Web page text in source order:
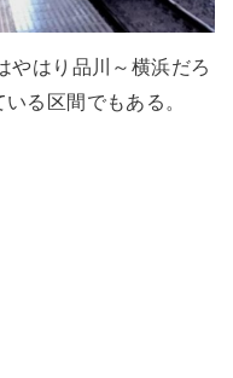
やはり品川～横浜だろ
る区間でもある。